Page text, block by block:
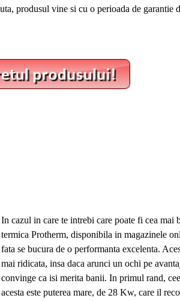
produsul vine si cu o perioada de garantie
In cazul in care te intrebi care poate fi cea mai
termica Protherm, disponibila in magazinele
fata se bucura de o performanta excelenta.
mai ridicata, insa daca arunci un ochi pe
convinge ca isi merita banii. In primul rand,
acesta este puterea mare, de 28 Kw, care il